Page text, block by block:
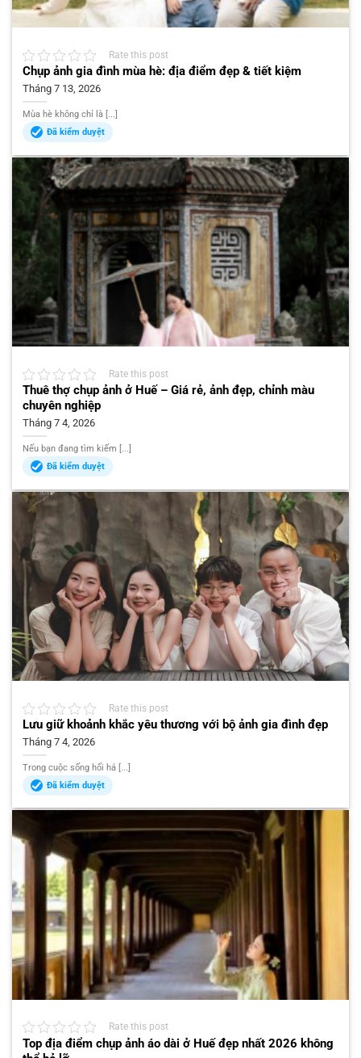
Rate this post
Chụp ảnh gia đình mùa hè: địa điểm đẹp & tiết kiệm
Tháng 7 13, 2026
Mùa hè không chỉ là [...]
Đã kiểm duyệt
Rate this post
Thuê thợ chụp ảnh ở Huế – Giá rẻ, ảnh đẹp, chỉnh màu
chuyên nghiệp
Tháng 7 4, 2026
Nếu bạn đang tìm kiếm [...]
Đã kiểm duyệt
Rate this post
Lưu giữ khoảnh khắc yêu thương với bộ ảnh gia đình đẹp
Tháng 7 4, 2026
Trong cuộc sống hối hả [...]
Đã kiểm duyệt
Rate this post
Top địa điểm chụp ảnh áo dài ở Huế đẹp nhất 2026 không